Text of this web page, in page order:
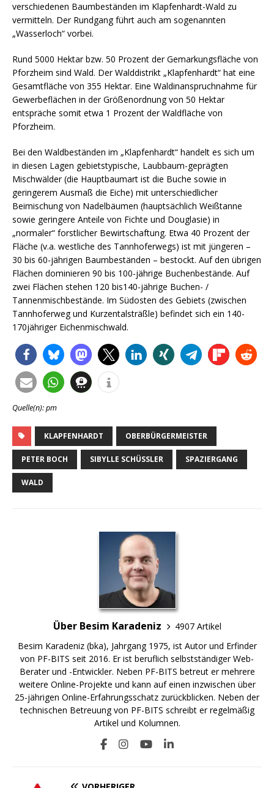
verschiedenen Baumbeständen im Klapfenhardt-Wald zu
vermitteln. Der Rundgang führt auch am sogenannten
„Wasserloch“ vorbei.
Rund 5000 Hektar bzw. 50 Prozent der Gemarkungsfläche von
Pforzheim sind Wald. Der Walddistrikt „Klapfenhardt“ hat eine
Gesamtfläche von 355 Hektar. Eine Waldinanspruchnahme für
Gewerbeflächen in der Größenordnung von 50 Hektar
entspräche somit etwa 1 Prozent der Waldfläche von
Pforzheim.
Bei den Waldbeständen im „Klapfenhardt“ handelt es sich um
in diesen Lagen gebietstypische, Laubbaum-geprägten
Mischwälder (die Hauptbaumart ist die Buche sowie in
geringerem Ausmaß die Eiche) mit unterschiedlicher
Beimischung von Nadelbäumen (hauptsächlich Weißtanne
sowie geringere Anteile von Fichte und Douglasie) in
„normaler“ forstlicher Bewirtschaftung. Etwa 40 Prozent der
Fläche (v.a. westliche des Tannhoferwegs) ist mit jüngeren –
30 bis 60-jährigen Baumbeständen – bestockt. Auf den übrigen
Flächen dominieren 90 bis 100-jährige Buchenbestände. Auf
zwei Flächen stehen 120 bis140-jährige Buchen- /
Tannenmischbestände. Im Südosten des Gebiets (zwischen
Tannhoferweg und Kurzentalsträßle) befindet sich ein 140-
170jähriger Eichenmischwald.
Quelle(n): pm
KLAPFENHARDT OBERBÜRGERMEISTER
PETER BOCH SIBYLLE SCHÜSSLER SPAZIERGANG
WALD
Über Besim Karadeniz
4907 Artikel
Besim Karadeniz (bka), Jahrgang 1975, ist Autor und Erfinder
von PF-BITS seit 2016. Er ist beruflich selbstständiger Web-
Berater und -Entwickler. Neben PF-BITS betreut er mehrere
weitere Online-Projekte und kann auf einen inzwischen über
25-jährigen Online-Erfahrungsschatz zurückblicken. Neben der
technischen Betreuung von PF-BITS schreibt er regelmäßig
Artikel und Kolumnen.